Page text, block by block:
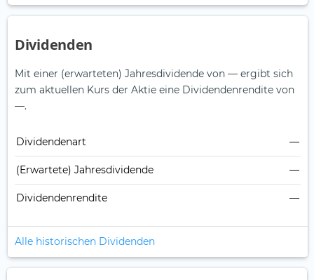
Dividenden
Mit einer (erwarteten) Jahresdividende von — ergibt sich
zum aktuellen Kurs der Aktie eine Dividendenrendite von
—.
Dividendenart —
(Erwartete) Jahresdividende —
Dividendenrendite —
Alle historischen Dividenden